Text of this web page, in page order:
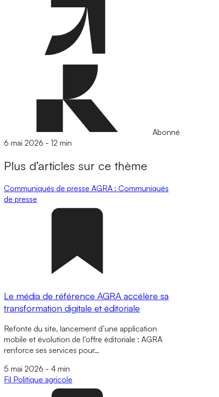
Abonné
6 mai 2026 - 12 min
Plus d’articles sur ce thème
Communiqués de presse AGRA : Communiqués
de presse
Le média de référence AGRA accélère sa
transformation digitale et éditoriale
Refonte du site, lancement d’une application
mobile et évolution de l’offre éditoriale : AGRA
renforce ses services pour…
5 mai 2026 - 4 min
Fil Politique agricole